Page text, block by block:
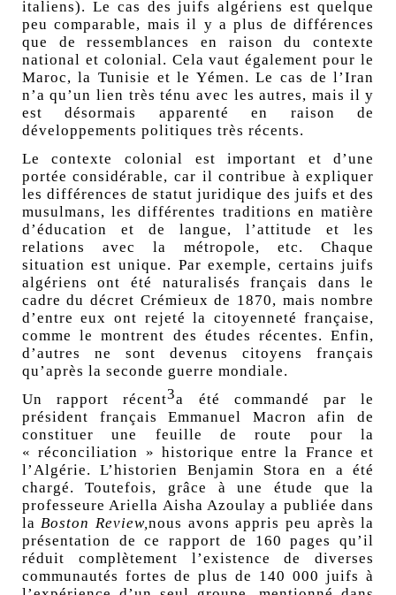
italiens). Le cas des juifs algériens est quelque
peu comparable, mais il y a plus de différences
que de ressemblances en raison du contexte
national et colonial. Cela vaut également pour le
Maroc, la Tunisie et le Yémen. Le cas de l’Iran
n’a qu’un lien très ténu avec les autres, mais il y
est désormais apparenté en raison de
développements politiques très récents.
Le contexte colonial est important et d’une
portée considérable, car il contribue à expliquer
les différences de statut juridique des juifs et des
musulmans, les différentes traditions en matière
d’éducation et de langue, l’attitude et les
relations avec la métropole, etc. Chaque
situation est unique. Par exemple, certains juifs
algériens ont été naturalisés français dans le
cadre dudécret Crémieux de 1870, mais nombre
d’entre eux ont rejeté la citoyenneté française,
comme le montrent des études récentes. Enfin,
d’autres ne sont devenus citoyens français
qu’après la seconde guerre mondiale.
Un rapport récent3a été commandé par le
président français Emmanuel Macron afin de
constituer une feuille de route pour la
« réconciliation » historique entre la France et
l’Algérie. L’historien Benjamin Stora en a été
chargé. Toutefois, grâce à une étude que la
professeure Ariella Aisha Azoulay a publiée dans
laBoston Review,nous avons appris peu après la
présentation de ce rapport de 160 pages qu’il
réduit complètement l’existence de diverses
communautés fortes de plus de 140 000 juifs à